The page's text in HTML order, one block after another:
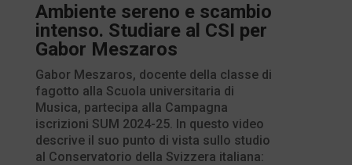
Ambiente sereno e scambio
intenso. Studiare al CSI per
Gabor Meszaros
Gabor Meszaros, docente della classe di
fagotto alla Scuola universitaria di
Musica, partecipa alla Campagna
iscrizioni SUM 2024-25. In questo video
descrive il suo punto di vista sullo studio
al Conservatorio della Svizzera italiana: